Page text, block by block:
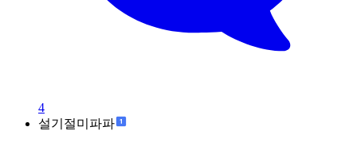
4
설기절미파파